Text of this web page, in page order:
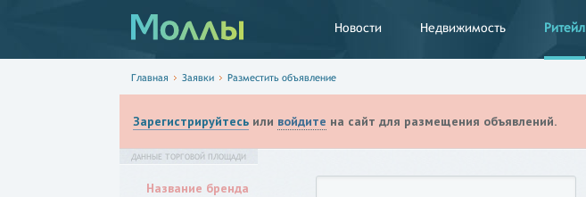
Новости Недвижимость Ритейл
Главная Заявки Разместить объявление
Зарегистрируйтесьили войдите на сайт для размещения объявлений.
ДАННЫЕ ТОРГОВОЙ ПЛОЩАДИ
Название бренда